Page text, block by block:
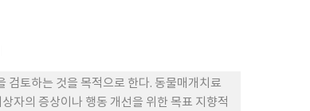
검토하는 것을 목적으로 한다. 동물매개치료
자의 증상이나 행동 개선을 위한 목표 지향적